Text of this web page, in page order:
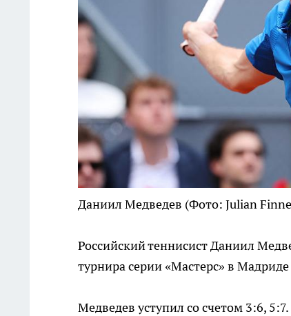
Даниил Медведев (Фото: Julian
Российский теннисист Даниил
турнира серии «Мастерс» в
Медведев уступил со счетом 3:6, 5:7.